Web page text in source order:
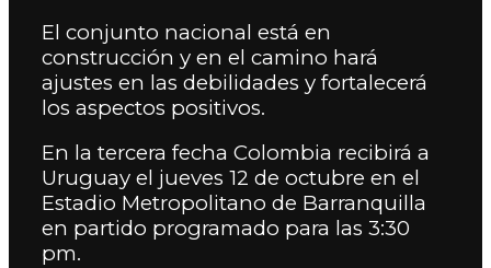
El conjunto nacional está en
construcción y en el camino hará
ajustes en las debilidades y fortalecerá
los aspectos positivos.
En la tercera fecha Colombia recibirá a
Uruguay el jueves 12 de octubre en el
Estadio Metropolitano de Barranquilla
en partido programado para las 3:30
pm.